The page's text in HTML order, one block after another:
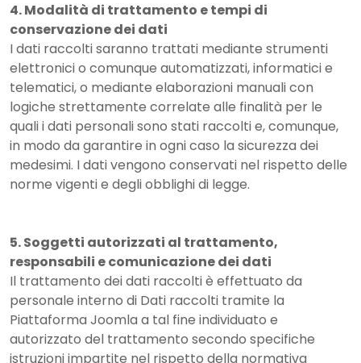
4. Modalità di trattamento e tempi di
conservazione dei dati
I dati raccolti saranno trattati mediante strumenti
elettronici o comunque automatizzati, informatici e
telematici, o mediante elaborazioni manuali con
logiche strettamente correlate alle finalità per le
quali i dati personali sono stati raccolti e, comunque,
in modo da garantire in ogni caso la sicurezza dei
medesimi. I dati vengono conservati nel rispetto delle
norme vigenti e degli obblighi di legge.
5. Soggetti autorizzati al trattamento,
responsabili e comunicazione dei dati
Il trattamento dei dati raccolti è effettuato da
personale interno di Dati raccolti tramite la
Piattaforma Joomla a tal fine individuato e
autorizzato del trattamento secondo specifiche
istruzioni impartite nel rispetto della normativa